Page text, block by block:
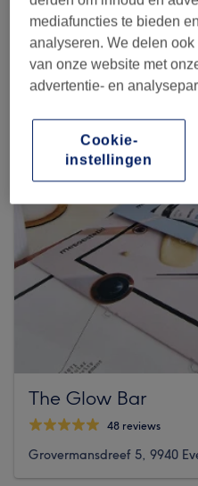
Zoek meer salons
The Glow Bar
48 reviews
Grovermansdreef 5, 9940
mediafuncties te bieden
analyseren. We delen
van onze website met
advertentie- en
Cookie-
instellingen